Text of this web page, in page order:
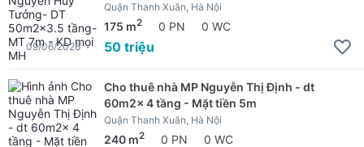
Quận Thanh Xuân, Hà Nội
175 m2 0 PN 0 WC
50 triệu
09/06/2026
Cho thuê nhà MP Nguyễn Thị Định - dt
60m2x 4 tầng - Mặt tiền 5m
Quận Thanh Xuân, Hà Nội
240 m2 0 PN 0 WC